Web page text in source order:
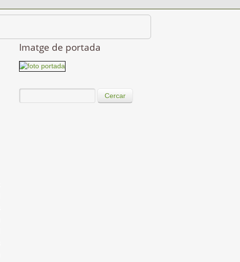
Imatge de portada
Cercar